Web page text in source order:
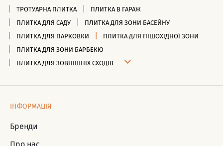
ТРОТУАРНА ПЛИТКА
ПЛИТКА В ГАРАЖ
ПЛИТКА ДЛЯ САДУ
ПЛИТКА ДЛЯ ЗОНИ БАСЕЙНУ
ПЛИТКА ДЛЯ ПАРКОВКИ
ПЛИТКА ДЛЯ ПІШОХІДНОЇ ЗОНИ
ПЛИТКА ДЛЯ ЗОНИ БАРБЕКЮ
ПЛИТКА ДЛЯ ЗОВНІШНІХ СХОДІВ
ІНФОРМАЦІЯ
Бренди